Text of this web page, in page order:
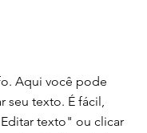
Aqui você pode
seu texto. É fácil,
texto" ou clicar